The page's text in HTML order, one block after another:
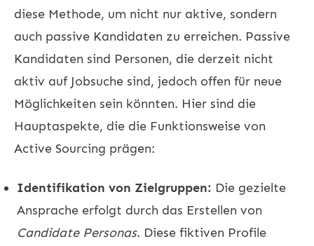
diese Methode, um nicht nur aktive, sondern
auch passive Kandidaten zu erreichen. Passive
Kandidaten sind Personen, die derzeit nicht
aktiv auf Jobsuche sind, jedoch offen für neue
Möglichkeiten sein könnten. Hier sind die
Hauptaspekte, die die Funktionsweise von
Active Sourcing prägen:
Identifikation von Zielgruppen: Die gezielte
Ansprache erfolgt durch das Erstellen von
Candidate Personas. Diese fiktiven Profile